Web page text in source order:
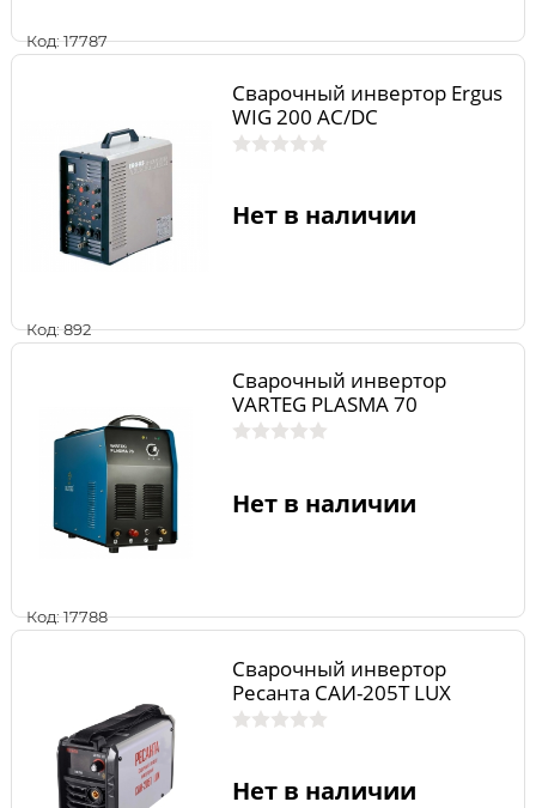
Код: 17787
Код: 892
Сварочный инвертор Ergus
WIG 200 AC/DC
Нет в наличии
Код: 17788
Сварочный инвертор
VARTEG PLASMA 70
Нет в наличии
Сварочный инвертор
Ресанта САИ-205Т LUX
Нет в наличии